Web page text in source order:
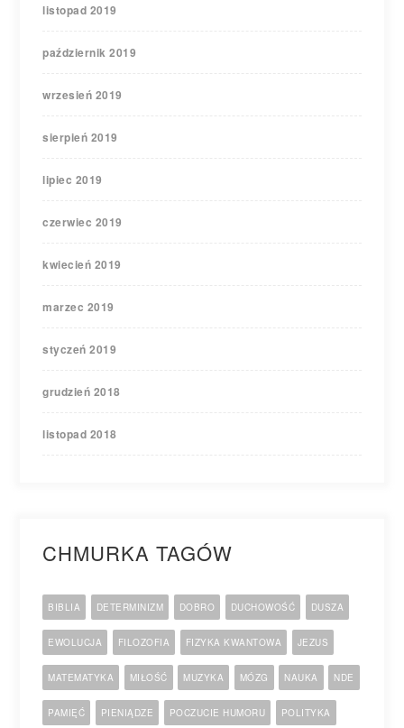
listopad 2019
październik 2019
wrzesień 2019
sierpień 2019
lipiec 2019
czerwiec 2019
kwiecień 2019
marzec 2019
styczeń 2019
grudzień 2018
listopad 2018
CHMURKA TAGÓW
BIBLIA DETERMINIZM DOBRO DUCHOWOŚĆ DUSZA
EWOLUCJA FILOZOFIA FIZYKA KWANTOWA JEZUS
MATEMATYKA MIŁOŚĆ MUZYKA MÓZG NAUKA NDE
PAMIĘĆ PIENIĄDZE POCZUCIE HUMORU POLITYKA